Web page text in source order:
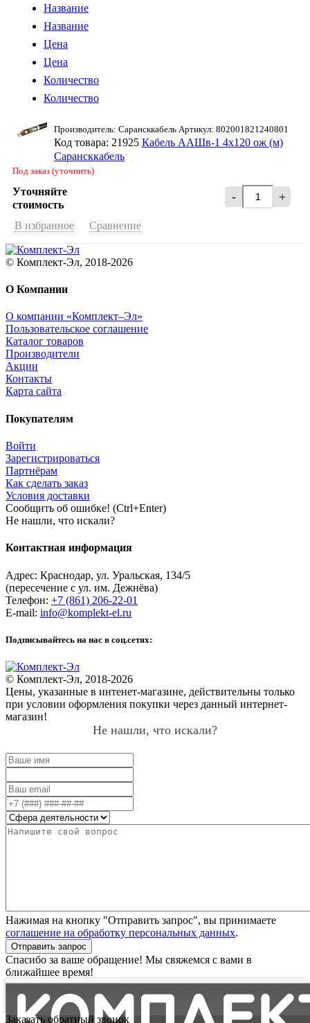
Название
Название
Цена
Цена
Количество
Количество
Производитель: Сарансккабель Артикул: 802001821240801
Код товара: 21925 Кабель ААШв-1 4х120 ож (м)
Сарансккабель
Под заказ (уточнить)
Уточняйте
стоимость
- +
В избранное Сравнение
© Комплект-Эл, 2018-2026
О Компании
О компании «Комплект–Эл»
Пользовательское соглашение
Каталог товаров
Производители
Акции
Контакты
Карта сайта
Покупателям
Войти
Зарегистрироваться
Партнёрам
Как сделать заказ
Условия доставки
Сообщить об ошибке! (Ctrl+Enter)
Не нашли, что искали?
Контактная информация
Адрес: Краснодар, ул. Уральская, 134/5
(пересечение с ул. им. Дежнёва)
Телефон: +7 (861) 206-22-01
E-mail: info@komplekt-el.ru
Подписывайтесь на нас в соц.сетях:
© Комплект-Эл, 2018-2026
Цены, указанные в интенет-магазине, действительны только
при условии оформления покупки через данный интернет-
магазин!
Не нашли, что искали?
Нажимая на кнопку "Отправить запрос", вы принимаете
соглашение на обработку персональных данных.
Отправить запрос
Спасибо за ваше обращение! Мы свяжемся с вами в
ближайшее время!
Заказать обратный звонок